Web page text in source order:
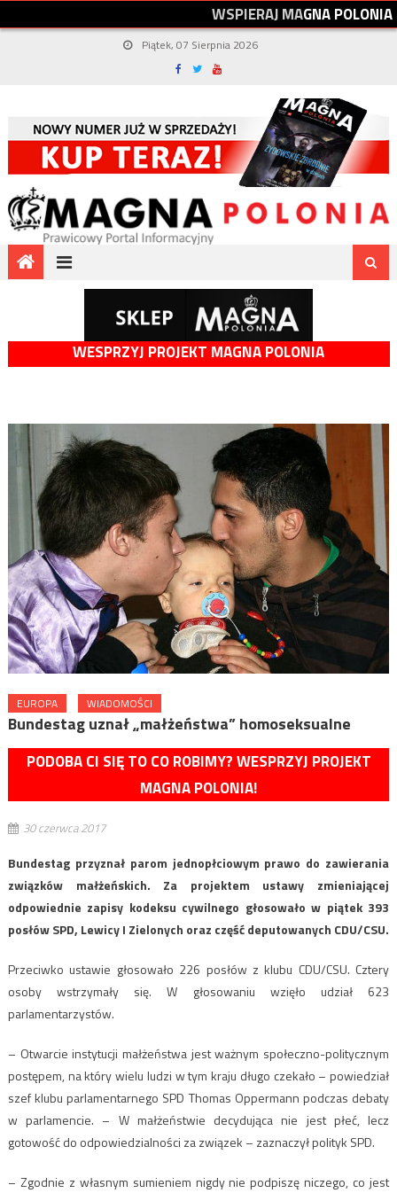
WSPIERAJMAGNAPOLONIA
Piątek, 07 Sierpnia 2026
WESPRZYJ PROJEKT MAGNA POLONIA
EUROPA WIADOMOŚCI
Bundestag uznał „małżeństwa” homoseksualne
PODOBA CI SIĘ TO CO ROBIMY? WESPRZYJ PROJEKT
MAGNA POLONIA!
30 czerwca 2017
Bundestag przyznał parom jednopłciowym prawo do zawierania
związków małżeńskich. Za projektem ustawy zmieniającej
odpowiednie zapisy kodeksu cywilnego głosowało w piątek 393
posłów SPD, Lewicy I Zielonych oraz część deputowanych CDU/CSU.
Przeciwko ustawie głosowało 226 posłów z klubu CDU/CSU. Cztery
osoby wstrzymały się. W głosowaniu wzięło udział 623
parlamentarzystów.
– Otwarcie instytucji małżeństwa jest ważnym społeczno-politycznym
postępem, na który wielu ludzi w tym kraju długo czekało – powiedział
szef klubu parlamentarnego SPD Thomas Oppermann podczas debaty
w parlamencie. – W małżeństwie decydująca nie jest płeć, lecz
gotowość do odpowiedzialności za związek – zaznaczył polityk SPD.
– Zgodnie z własnym sumieniem nigdy nie podpiszę niczego, co jest